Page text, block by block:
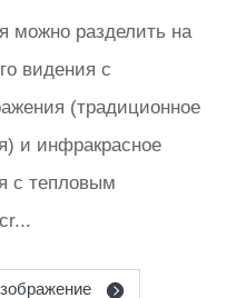
можно разделить на
видения с
(традиционное
и инфракрасное
с тепловым